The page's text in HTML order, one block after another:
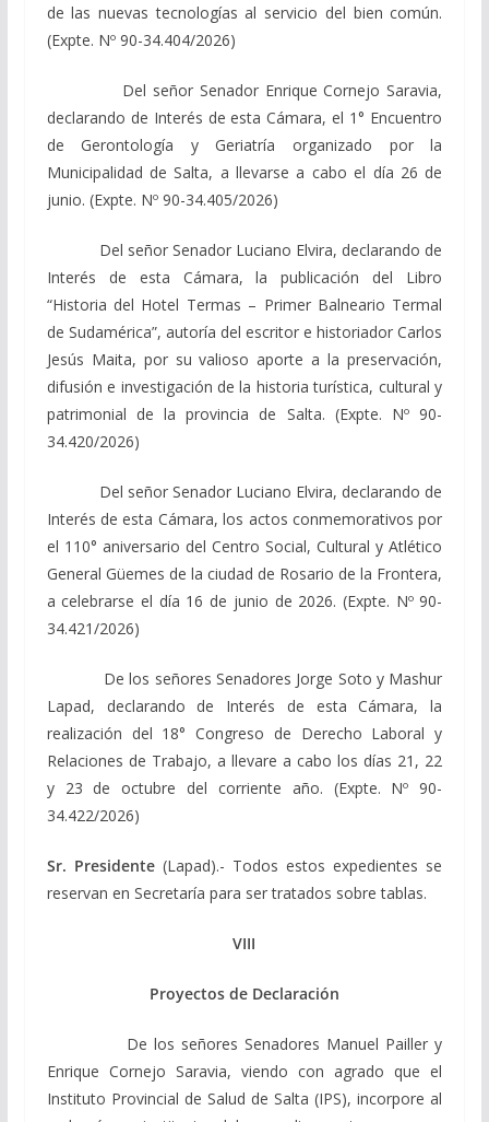
de las nuevas tecnologías al servicio del bien común.
(Expte. Nº 90-34.404/2026)
Del señor Senador Enrique Cornejo Saravia,
declarando de Interés de esta Cámara, el 1° Encuentro
de Gerontología y Geriatría organizado por la
Municipalidad de Salta, a llevarse a cabo el día 26 de
junio. (Expte. Nº 90-34.405/2026)
Del señor Senador Luciano Elvira, declarando de
Interés de esta Cámara, la publicación del Libro
“Historia del Hotel Termas – Primer Balneario Termal
de Sudamérica”, autoría del escritor e historiador Carlos
Jesús Maita, por su valioso aporte a la preservación,
difusión e investigación de la historia turística, cultural y
patrimonial de la provincia de Salta. (Expte. Nº 90-
34.420/2026)
Del señor Senador Luciano Elvira, declarando de
Interés de esta Cámara, los actos conmemorativos por
el 110° aniversario del Centro Social, Cultural y Atlético
General Güemes de la ciudad de Rosario de la Frontera,
a celebrarse el día 16 de junio de 2026. (Expte. Nº 90-
34.421/2026)
De los señores Senadores Jorge Soto y Mashur
Lapad, declarando de Interés de esta Cámara, la
realización del 18° Congreso de Derecho Laboral y
Relaciones de Trabajo, a llevare a cabo los días 21, 22
y 23 de octubre del corriente año. (Expte. Nº 90-
34.422/2026)
Sr. Presidente (Lapad).- Todos estos expedientes se
reservan en Secretaría para ser tratados sobre tablas.
VIII
Proyectos de Declaración
De los señores Senadores Manuel Pailler y
Enrique Cornejo Saravia, viendo con agrado que el
Instituto Provincial de Salud de Salta (IPS), incorpore al